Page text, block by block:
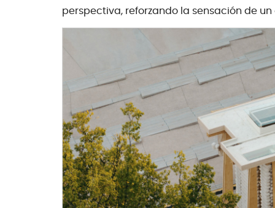
perspectiva, reforzando la sensación de